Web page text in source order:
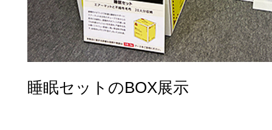
睡眠セットのBOX展示